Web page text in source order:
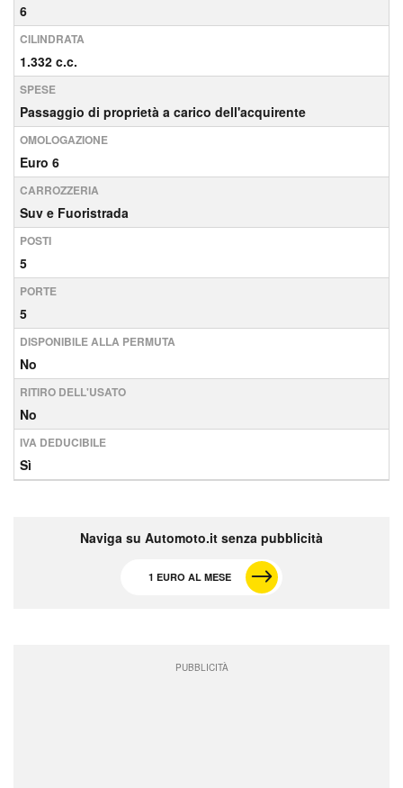
6
CILINDRATA
1.332 c.c.
SPESE
Passaggio di proprietà a carico dell'acquirente
OMOLOGAZIONE
Euro 6
CARROZZERIA
Suv e Fuoristrada
POSTI
5
PORTE
5
DISPONIBILE ALLA PERMUTA
No
RITIRO DELL'USATO
No
IVA DEDUCIBILE
Sì
Naviga su Automoto.it senza pubblicità
1 EURO AL MESE
PUBBLICITÀ